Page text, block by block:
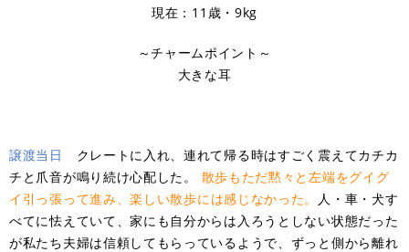
現在：11歳・9kg
～チャームポイント～
大きな耳
譲渡当日 クレートに入れ、連れて帰る時はすごく震えてカチカ
チと爪音が鳴り続け心配した。
散歩も ただ黙々と左端をグイグ
イ 引っ張って進み、楽しい散歩には感じなかった。 人・車・犬す
べてに怯えていて、家にも自分からは入ろうとしない状態だった
が私たち夫婦は信頼してもらっているようで、ずっと側から離れ